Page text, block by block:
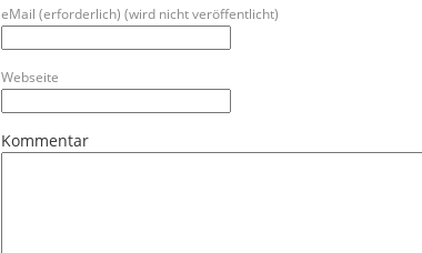
eMail (erforderlich) (wird nicht veröffentlicht)
Webseite
Kommentar